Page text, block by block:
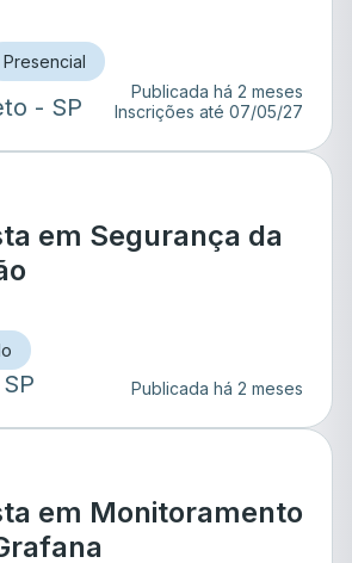
Presencial
- SP
Publicada há 2 meses
Inscrições até 07/05/27
em Segurança da
Publicada há 2 meses
em Monitoramento